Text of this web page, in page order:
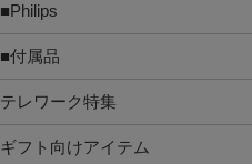
■Philips
■付属品
テレワーク特集
ギフト向けアイテム